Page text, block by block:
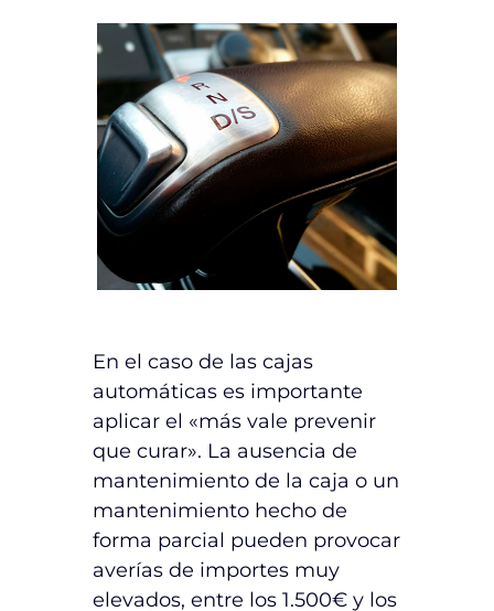
En el caso de las cajas
automáticas es importante
aplicar el «más vale prevenir
que curar». La ausencia de
mantenimiento de la caja o un
mantenimiento hecho de
forma parcial pueden provocar
averías de importes muy
elevados, entre los 1.500€ y los